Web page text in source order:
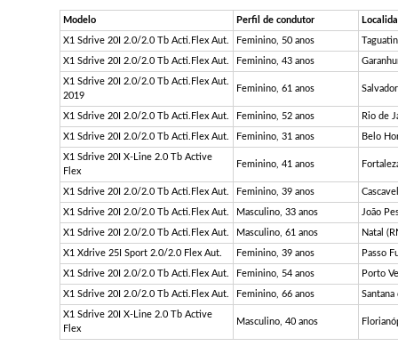
Modelo Perfil de condutor
X1 Sdrive 20I 2.0/2.0 Tb Acti.Flex Aut. Feminino, 50 anos
X1 Sdrive 20I 2.0/2.0 Tb Acti.Flex Aut. Feminino, 43 anos
X1 Sdrive 20I 2.0/2.0 Tb Acti.Flex Aut.
2019
Feminino, 61 anos
X1 Sdrive 20I 2.0/2.0 Tb Acti.Flex Aut. Feminino, 52 anos Rio de
X1 Sdrive 20I 2.0/2.0 Tb Acti.Flex Aut. Feminino, 31 anos Belo
X1 Sdrive 20I X-Line 2.0 Tb Active
Flex
Feminino, 41 anos
X1 Sdrive 20I 2.0/2.0 Tb Acti.Flex Aut. Feminino, 39 anos
X1 Sdrive 20I 2.0/2.0 Tb Acti.Flex Aut. Masculino, 33 anos João
X1 Sdrive 20I 2.0/2.0 Tb Acti.Flex Aut. Masculino, 61 anos Natal
X1 Xdrive 25I Sport 2.0/2.0 Flex Aut. Feminino, 39 anos Passo
X1 Sdrive 20I 2.0/2.0 Tb Acti.Flex Aut. Feminino, 54 anos Porto
X1 Sdrive 20I 2.0/2.0 Tb Acti.Flex Aut. Feminino, 66 anos Santana
X1 Sdrive 20I X-Line 2.0 Tb Active
Flex
Masculino, 40 anos